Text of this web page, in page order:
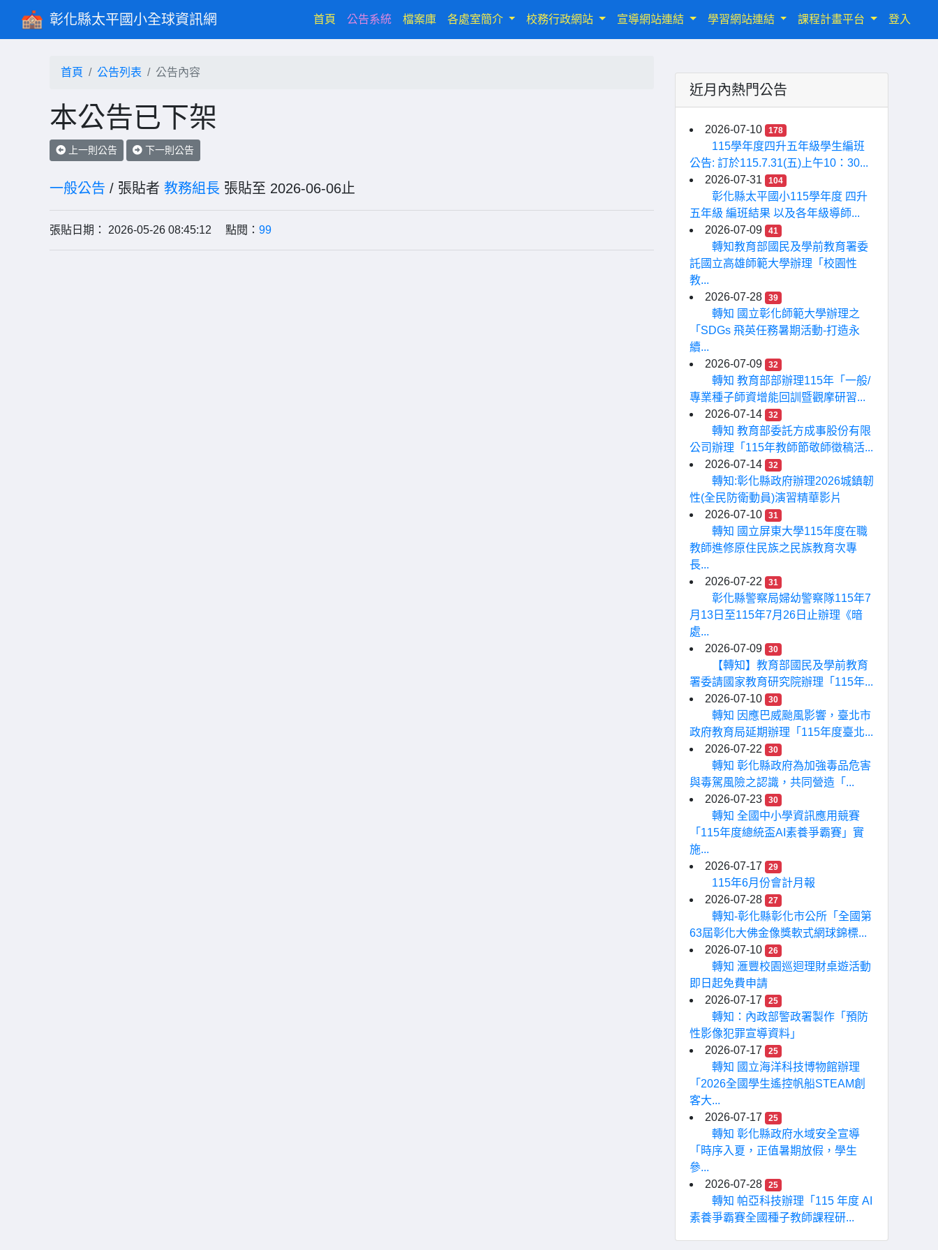
彰化縣太平國小全球資訊網 首頁(current)
公告系統 檔案庫 各處室簡介 校務行政網站 宣導網站連結 學習網站連結 課程計畫平台 登入
首頁 公告列表 公告內容
本公告已下架
上一則公告 下一則公告
一般公告 / 張貼者 教務組長 張貼至 2026-06-06止
張貼日期： 2026-05-26 08:45:12 點閱： 99
近月內熱門公告
2026-07-10 178
115學年度四升五年級學生編班
公告: 訂於115.7.31(五)上午10：30...
2026-07-31
104
彰化縣太平國小115學年度 四升
五年級 編班結果 以及各年級導師...
2026-07-09
41
轉知教育部國民及學前教育署委
託國立高雄師範大學辦理「校園性
教...
2026-07-28
39
轉知 國立彰化師範大學辦理之
「SDGs 飛英任務暑期活動-打造永
續...
2026-07-09
32
轉知 教育部部辦理115年「一般/
專業種子師資增能回訓暨觀摩研習...
2026-07-14
32
轉知 教育部委託方成事股份有限
公司辦理「115年教師節敬師徵稿活...
2026-07-14
32
轉知:彰化縣政府辦理2026城鎮韌
性(全民防衛動員)演習精華影片
2026-07-10
31
轉知 國立屏東大學115年度在職
教師進修原住民族之民族教育次專
長...
2026-07-22
31
彰化縣警察局婦幼警察隊115年7
月13日至115年7月26日止辦理《暗
處...
2026-07-09
30
【轉知】教育部國民及學前教育
署委請國家教育研究院辦理「115年...
2026-07-10
30
轉知 因應巴威颱風影響，臺北市
政府教育局延期辦理「115年度臺北...
2026-07-22
30
轉知 彰化縣政府為加強毒品危害
與毒駕風險之認識，共同營造「...
2026-07-23
30
轉知 全國中小學資訊應用競賽
「115年度總統盃AI素養爭霸賽」實
施...
2026-07-17
29
115年6月份會計月報
2026-07-28
27
轉知-彰化縣彰化市公所「全國第
63屆彰化大佛金像獎軟式網球錦標...
2026-07-10
26
轉知 滙豐校園巡迴理財桌遊活動
即日起免費申請
2026-07-17
25
轉知：內政部警政署製作「預防
性影像犯罪宣導資料」
2026-07-17
25
轉知 國立海洋科技博物館辦理
「2026全國學生遙控帆船STEAM創
客大...
2026-07-17
25
轉知 彰化縣政府水域安全宣導
「時序入夏，正值暑期放假，學生
參...
2026-07-28
25
轉知 帕亞科技辦理「115 年度 AI
素養爭霸賽全國種子教師課程研...